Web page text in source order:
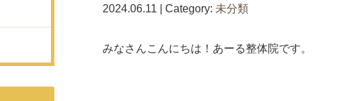
2024.06.11 | Category: 未分類
みなさんこんにちは！あーる整体院です。